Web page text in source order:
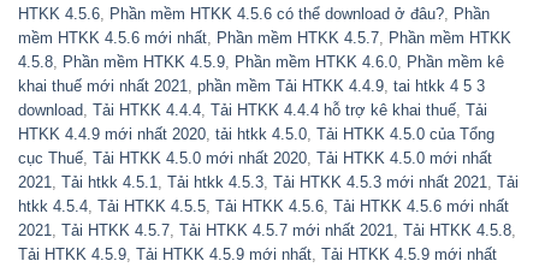
HTKK 4.5.6
Phần mềm HTKK 4.5.6 có thể download ở đâu?
Phần
mềm HTKK 4.5.6 mới nhất
Phần mềm HTKK 4.5.7
Phần mềm HTKK
4.5.8
Phần mềm HTKK 4.5.9 Phần mềm HTKK 4.6.0
Phần mềm kê
khai thuế mới nhất 2021
phần mềm Tải HTKK 4.4.9 tai htkk 4 5 3
download Tải HTKK 4.4.4 Tải HTKK 4.4.4 hỗ trợ kê khai thuế Tải
HTKK 4.4.9 mới nhất 2020 tải htkk 4.5.0 Tải HTKK 4.5.0 của Tổng
cục Thuế Tải HTKK 4.5.0 mới nhất 2020 Tải HTKK 4.5.0 mới nhất
2021
Tải htkk 4.5.1 Tải htkk 4.5.3 Tải HTKK 4.5.3 mới nhất 2021
Tải
htkk 4.5.4 Tải HTKK 4.5.5 Tải HTKK 4.5.6 Tải HTKK 4.5.6 mới nhất
2021
Tải HTKK 4.5.7 Tải HTKK 4.5.7 mới nhất 2021 Tải HTKK 4.5.8
Tải HTKK 4.5.9 Tải HTKK 4.5.9 mới nhất Tải HTKK 4.5.9 mới nhất